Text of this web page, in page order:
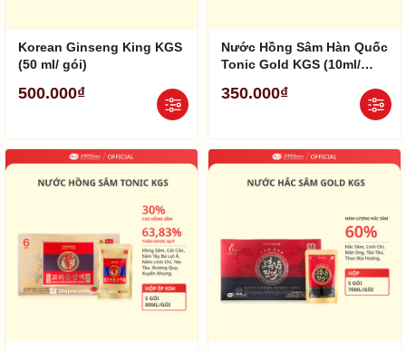
Korean Ginseng King KGS
(50 ml/ gói)
500.000₫
Nước Hồng Sâm Hàn Quốc
Tonic Gold KGS (10ml/
350.000₫